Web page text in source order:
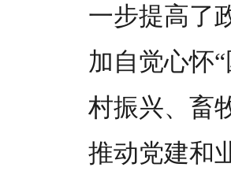
一步提高了
加自觉心怀
村振兴、畜
推动党建和